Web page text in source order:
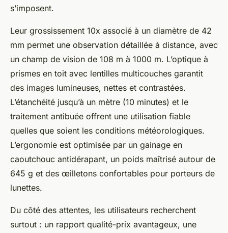
s’imposent.
Leur grossissement 10x associé à un diamètre de 42
mm permet une observation détaillée à distance, avec
un champ de vision de 108 m à 1000 m. L’optique à
prismes en toit avec lentilles multicouches garantit
des images lumineuses, nettes et contrastées.
L’étanchéité jusqu’à un mètre (10 minutes) et le
traitement antibuée offrent une utilisation fiable
quelles que soient les conditions météorologiques.
L’ergonomie est optimisée par un gainage en
caoutchouc antidérapant, un poids maîtrisé autour de
645 g et des œilletons confortables pour porteurs de
lunettes.
Du côté des attentes, les utilisateurs recherchent
surtout : un rapport qualité-prix avantageux, une